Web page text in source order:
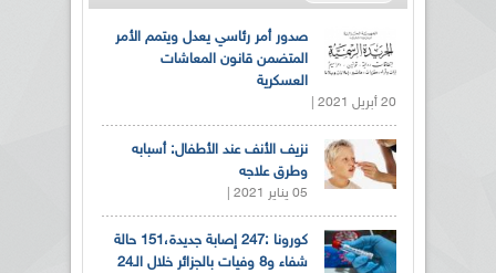
صدور أمر رئاسي يعدل ويتمم الأمر
المتضمن قانون المعاشات
العسكرية
20 أبريل 2021 |
نزيف الأنف عند الأطفال: أسبابه
وطرق علاجه
05 يناير 2021 |
كورونا :247 إصابة جديدة،151 حالة
شفاء و8 وفيات بالجزائر خلال الـ24